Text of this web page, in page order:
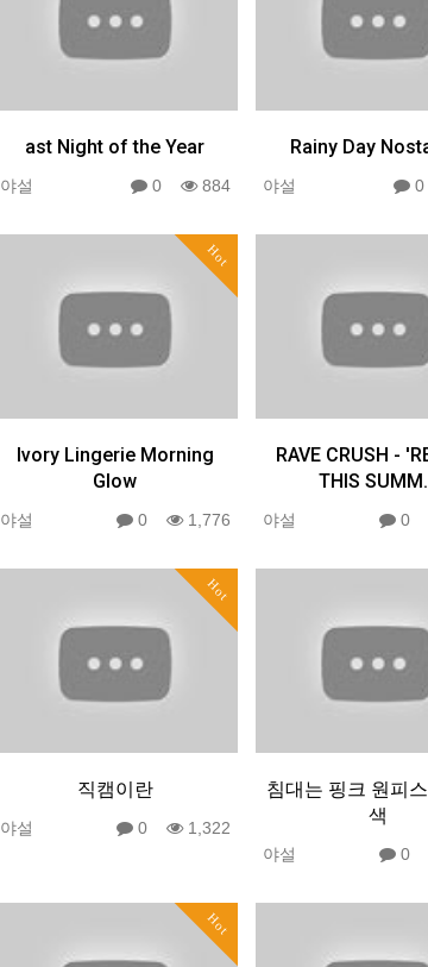
ast Night of the Year
야설 0 884
Rainy Day
야설
Hot
Ivory Lingerie Morning
Glow
야설 0 1,776
RAVE CRUSH -
THIS
야설 0
Hot
직캠이란
야설 0 1,322
침대는 핑크 원피
색
야설 0
Hot